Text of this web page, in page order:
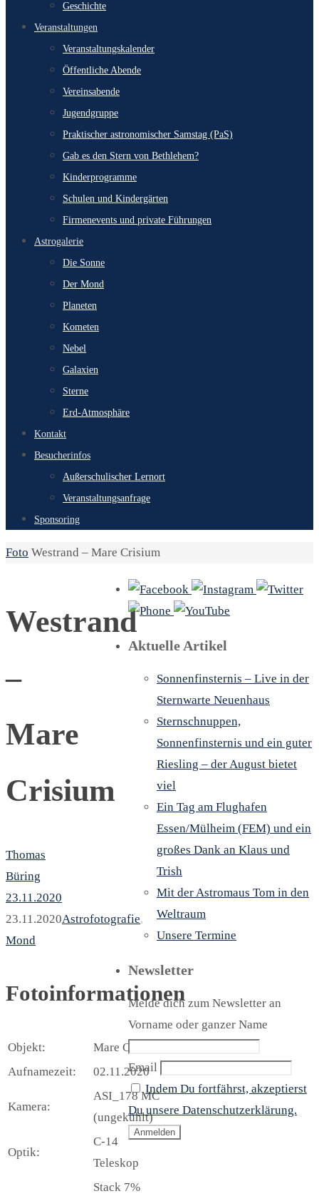
Geschichte
Veranstaltungen
Veranstaltungskalender
Öffentliche Abende
Vereinsabende
Jugendgruppe
Praktischer astronomischer Samstag (PaS)
Gab es den Stern von Bethlehem?
Kinderprogramme
Schulen und Kindergärten
Firmenevents und private Führungen
Astrogalerie
Die Sonne
Der Mond
Planeten
Kometen
Nebel
Galaxien
Sterne
Erd-Atmosphäre
Kontakt
Besucherinfos
Außerschulischer Lernort
Veranstaltungsanfrage
Sponsoring
Start
Foto Westrand – Mare Crisium
Westrand
–
Mare
Crisium
Thomas
Büring
23.11.2020
23.11.2020Astrofotografie,
Mond
Fotoinformationen
Objekt:
Mare Crisium
Aufnamezeit:
02.11.2020
Kamera:
ASI_178 MC
(ungekühlt)
Optik:
C-14
Teleskop
Stack 7%
Aktuelle Artikel
Sonnenfinsternis – Live in der
Sternwarte Neuenhaus
Sternschnuppen,
Sonnenfinsternis und ein guter
Riesling – der August bietet
viel
Ein Tag am Flughafen
Essen/Mülheim (FEM) und ein
großes Dank an Klaus und
Trish
Mit der Astromaus Tom in den
Weltraum
Unsere Termine
Newsletter
Melde dich zum Newsletter an
Vorname oder ganzer Name
Email
Indem Du fortfährst, akzeptierst
Du unsere Datenschutzerklärung.